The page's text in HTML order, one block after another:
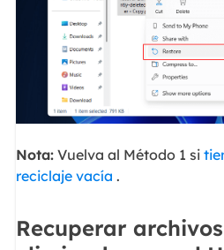
Nota:Vuelva al Método 1 si
reciclaje vacía .
Recuperar archivos